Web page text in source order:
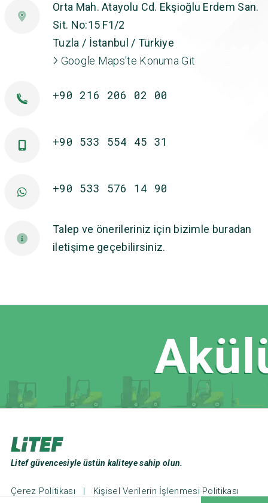
Orta Mah. Atayolu Cd. Ekşioğlu Erdem San.
Sit. No:15 F1/2
Tuzla / İstanbul / Türkiye
Google Maps'te Konuma Git
+90 216 206 02 00
+90 533 554 45 31
+90 533 576 14 90
Talep ve önerileriniz için bizimle buradan
iletişime geçebilirsiniz.
Litef güvencesiyle üstün kaliteye sahip olun.
Çerez Politikası | Kişisel Verilerin İşlenmesi Politikası